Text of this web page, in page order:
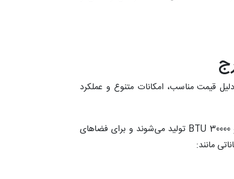
قیمت مناسب، امکانات متنوع و عملکرد
مدل‌های مختلف ایوولی در ظرفیت‌های 12000، 18000، 24000 و 30000 BTU تولید می‌شوند و برای فضاهای
مانند: